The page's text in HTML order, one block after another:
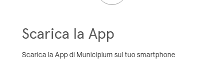
Scarica la App
Scarica la App di Municipium sul tuo smartphone